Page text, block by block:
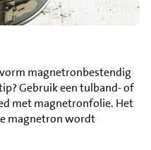
magnetronbestendig
Gebruik een tulband- of
met magnetronfolie. Het
magnetron wordt